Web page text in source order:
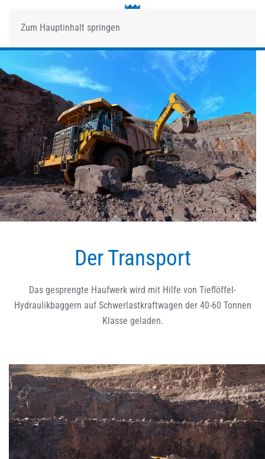
Zum Hauptinhalt springen
Der Transport
Das gesprengte Haufwerk wird mit Hilfe von Tieflöffel-
Hydraulikbaggern auf Schwerlastkraftwagen der 40-60 Tonnen
Klasse geladen.